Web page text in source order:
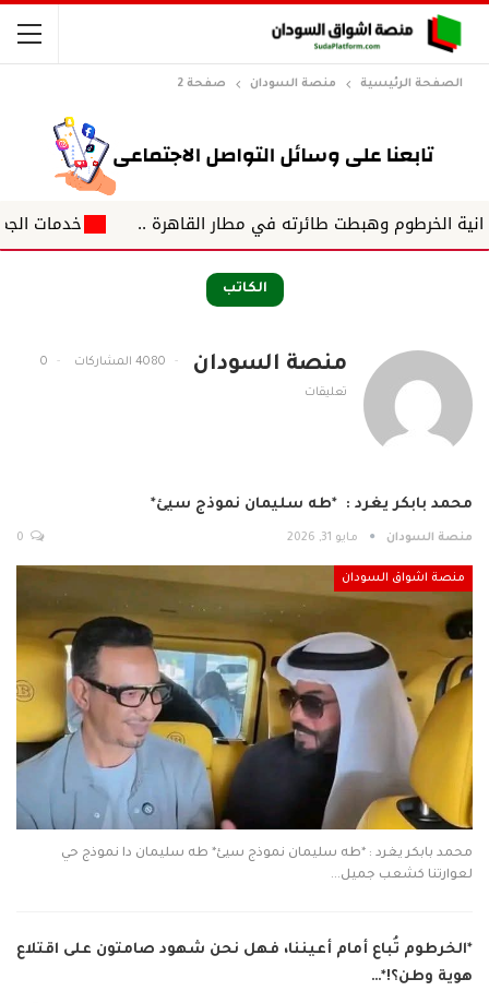
الصفحة الرئيسية منصة السودان صفحة 2
طائرته في مطار القاهرة .. خدمات الجمهور والزول
الكاتب
منصة السودان 4080 المشاركات 0
تعليقات
محمد بابكر يغرد : *طه سليمان نموذج سيئ*
منصة السودان مايو 31, 2026
منصة اشواق السودان
محمد بابكر يغرد : *طه سليمان نموذج سيئ* طه سليمان دا نموذج حي
لعوارتنا كشعب جميل…
*الخرطوم تُباع أمام أعيننا، فهل نحن شهود صامتون على اقتلاع
هوية وطن؟!*…